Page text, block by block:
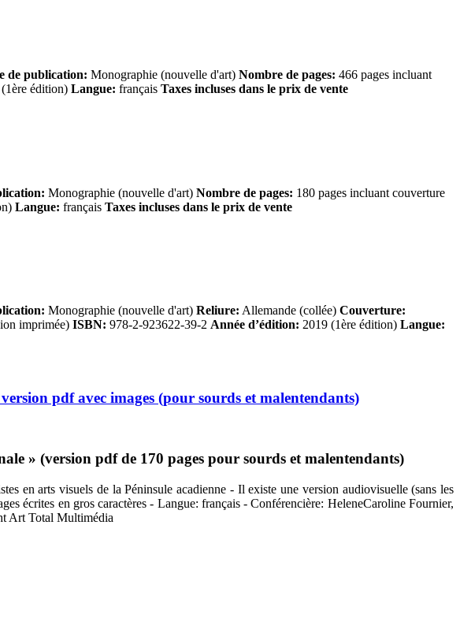
de publication: Monographie (nouvelle d'art) Nombre de pages: 466 pages incluant
édition) Langue: français Taxes incluses dans le prix de vente
Monographie (nouvelle d'art) Nombre de pages: 180 pages incluant couverture
Langue: français Taxes incluses dans le prix de vente
Monographie (nouvelle d'art) Reliure: Allemande (collée) Couverture:
imprimée) ISBN: 978-2-923622-39-2 Année d’édition: 2019 (1ère édition) Langue:
pdf avec images (pour sourds et malentendants)
» (version pdf de 170 pages pour sourds et malentendants)
en arts visuels de la Péninsule acadienne - Il existe une version audiovisuelle (sans les
écrites en gros caractères - Langue: français - Conférencière: HeleneCaroline Fournier,
Art Total Multimédia